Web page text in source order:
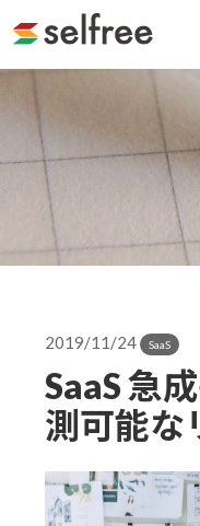
2019/11/24 SaaS
SaaS 急
測可能な